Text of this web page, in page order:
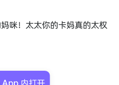
咪！太太你的卡妈真的太权
App 内打开